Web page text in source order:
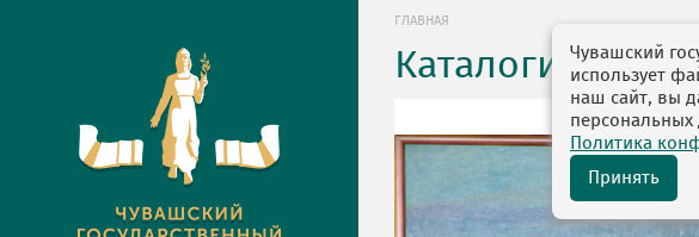
ГЛАВНАЯ
Каталоги Чувашский
использует
наш сайт, вы
персональных
Политика
Принять